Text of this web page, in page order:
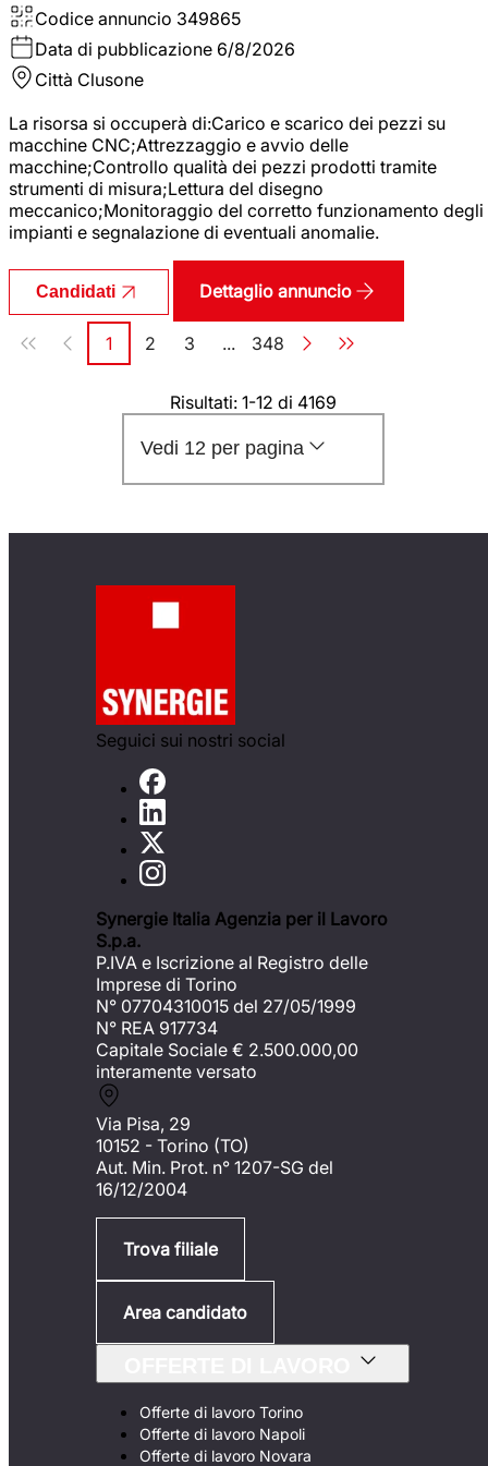
Codice annuncio 349865
Data di pubblicazione 6/8/2026
Città Clusone
La risorsa si occuperà di:Carico e scarico dei pezzi su
macchine CNC;Attrezzaggio e avvio delle
macchine;Controllo qualità dei pezzi prodotti tramite
strumenti di misura;Lettura del disegno
meccanico;Monitoraggio del corretto funzionamento degli
impianti e segnalazione di eventuali anomalie.
Candidati Dettaglio annuncio
Paginazione
Pagina
1 Pagina
2 Pagina
3 ... Pagina
348
Risultati: 1-12 di 4169
Vedi 12 per pagina
Seguici sui nostri social
Synergie Italia Agenzia per il Lavoro
S.p.a.
P.IVA e Iscrizione al Registro delle
Imprese di Torino
N° 07704310015 del 27/05/1999
N° REA 917734
Capitale Sociale € 2.500.000,00
interamente versato
Via Pisa, 29
10152 - Torino (TO)
Aut. Min. Prot. n° 1207-SG del
16/12/2004
Trova filiale
Area candidato
Offerte di lavoro Torino
Offerte di lavoro Napoli
Offerte di lavoro Novara